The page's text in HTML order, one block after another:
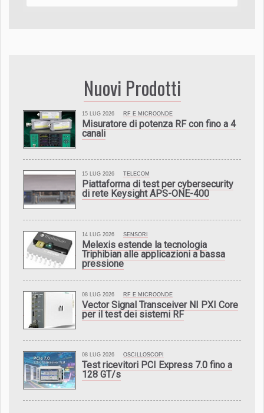
Nuovi Prodotti
15 LUG 2026 RF E MICROONDE
Misuratore di potenza RF con fino a 4
canali
15 LUG 2026 TELECOM
Piattaforma di test per cybersecurity
di rete Keysight APS-ONE-400
14 LUG 2026 SENSORI
Melexis estende la tecnologia
Triphibian alle applicazioni a bassa
pressione
08 LUG 2026 RF E MICROONDE
Vector Signal Transceiver NI PXI Core
per il test dei sistemi RF
08 LUG 2026 OSCILLOSCOPI
Test ricevitori PCI Express 7.0 fino a
128 GT/s